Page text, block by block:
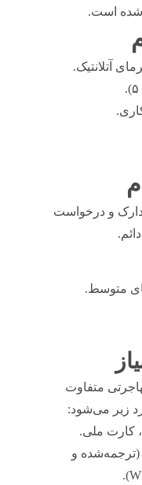
شده است.
آتلانتیک.
شغلی. ۲. ارائه مدارک و درخواست
متوسط.
متفاوت
زیر می‌شود:
کارت ملی.
(ترجمه‌شده و